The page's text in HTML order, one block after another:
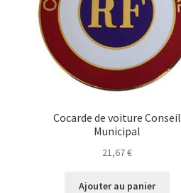
Cocarde de voiture Conseil
Municipal
21,67€
Ajouter au panier